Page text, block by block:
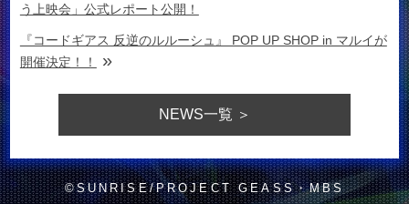
う上映会」公式レポート公開！
『コードギアス 反逆のルルーシュ』 POP UP SHOP in マルイが
開催決定！！
»
NEWS一覧 ＞
©SUNRISE/PROJECT GEASS・MBS